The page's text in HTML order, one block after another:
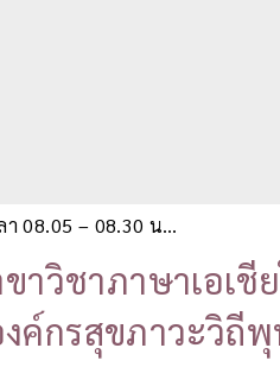
า 08.05 – 08.30 น…
วิชาภาษาเอเชี
ค์กรสุขภาวะวิถีพุ